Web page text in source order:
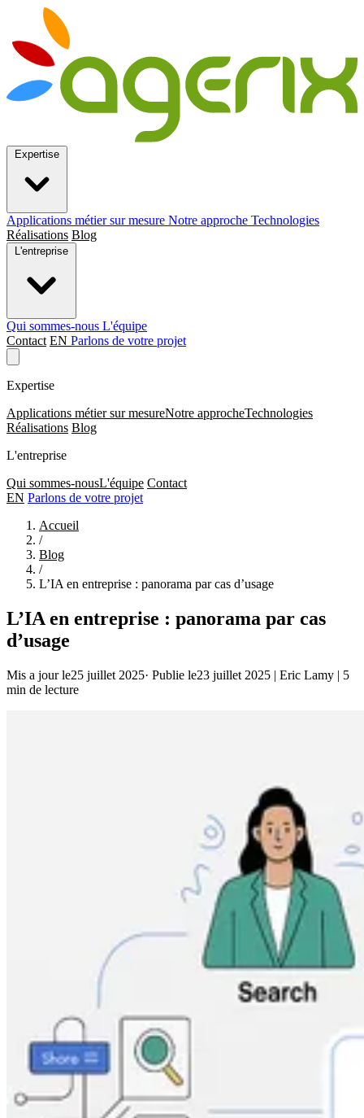
Applications métier sur mesure Notre approche Technologies
Réalisations Blog
Qui sommes-nous L'équipe
Contact EN Parlons de votre projet
Expertise
Applications métier sur mesureNotre approcheTechnologies
Réalisations Blog
L'entreprise
Qui sommes-nousL'équipe Contact
EN Parlons de votre projet
Accueil
/
Blog
/
L’IA en entreprise : panorama par cas d’usage
L’IA en entreprise : panorama par cas
d’usage
Mis a jour le25 juillet 2025· Publie le23 juillet 2025 | Eric Lamy | 5
min de lecture